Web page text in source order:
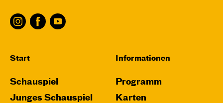
Start
Schauspiel
Junges Schauspiel
Informationen
Programm
Karten